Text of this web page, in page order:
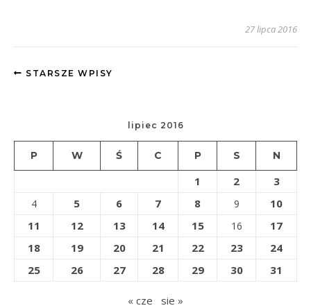
27 lipca 2016
STARSZE WPISY
lipiec 2016
P W Ś C P S N
1 2 3
4 5 6 7 8 9
10
11
12 13 14 15 16
17
18
19 20 21 22 23
24
25
26 27 28 29 30 31
« cze sie »